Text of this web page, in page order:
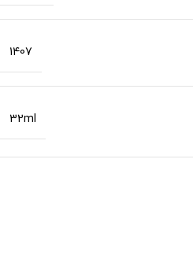
1407
32ml